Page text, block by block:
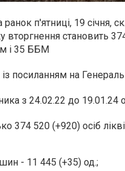
ранок п'ятниці, 19 січня,
вторгнення становить
і 35 ББМ
посиланням на
з 24.02.22 до 19.01.24
374 520 (+920) осіб
- 11 445 (+35) од.;